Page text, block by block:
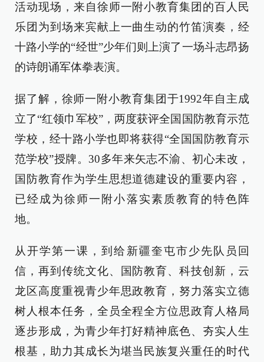
活动现场，来自徐师一附小教育集团的百人民
乐团为到场来宾献上一曲生动的竹笛演奏，经
十路小学的“经世”少年们则上演了一场斗志昂扬
的诗朗诵军体拳表演。
据了解，徐师一附小教育集团于1992年自主成
立了“红领巾军校”，两度获评全国国防教育示范
学校，经十路小学也即将获得“全国国防教育示
范学校”授牌。30多年来矢志不渝、初心未改，
国防教育作为学生思想道德建设的重要内容，
已经成为徐师一附小落实素质教育的特色阵
地。
从开学第一课，到给新疆奎屯市少先队员回
信，再到传统文化、国防教育、科技创新，云
龙区高度重视青少年思政教育，努力落实立德
树人根本任务，全员全程全方位思政育人格局
逐步形成，为青少年打好精神底色、夯实人生
根基，助力其成长为堪当民族复兴重任的时代